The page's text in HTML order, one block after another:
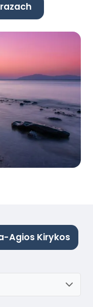
Agios Kirykos